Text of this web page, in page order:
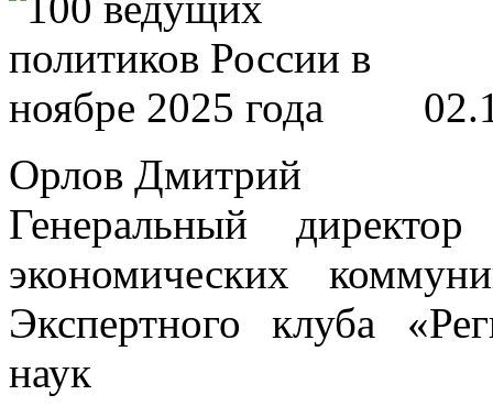
Орлов Дмитрий
Генеральный
экономических
Экспертного клуба
наук